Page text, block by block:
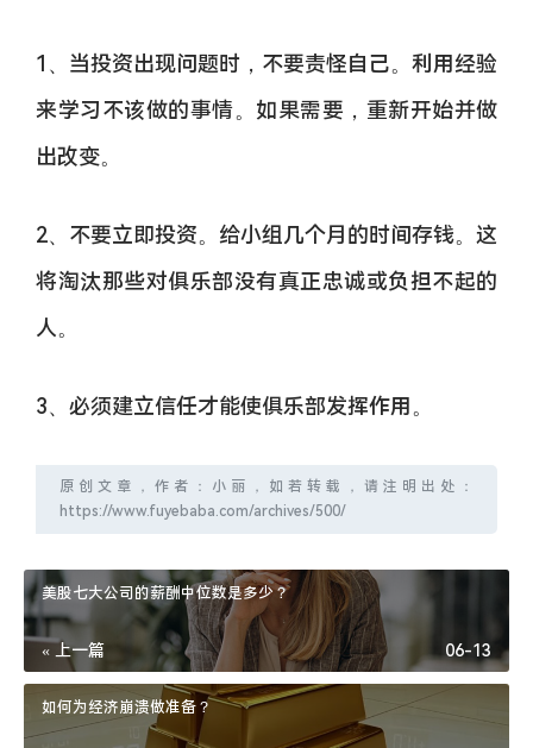
1、当投资出现问题时，不要责怪自己。利用经验
来学习不该做的事情。如果需要，重新开始并做
出改变。
2、不要立即投资。给小组几个月的时间存钱。这
将淘汰那些对俱乐部没有真正忠诚或负担不起的
人。
3、必须建立信任才能使俱乐部发挥作用。
原创文章，作者：小丽，如若转载，请注明出处：
https://www.fuyebaba.com/archives/500/
美股七大公司的薪酬中位数是多少？
« 上一篇 06-13
如何为经济崩溃做准备？